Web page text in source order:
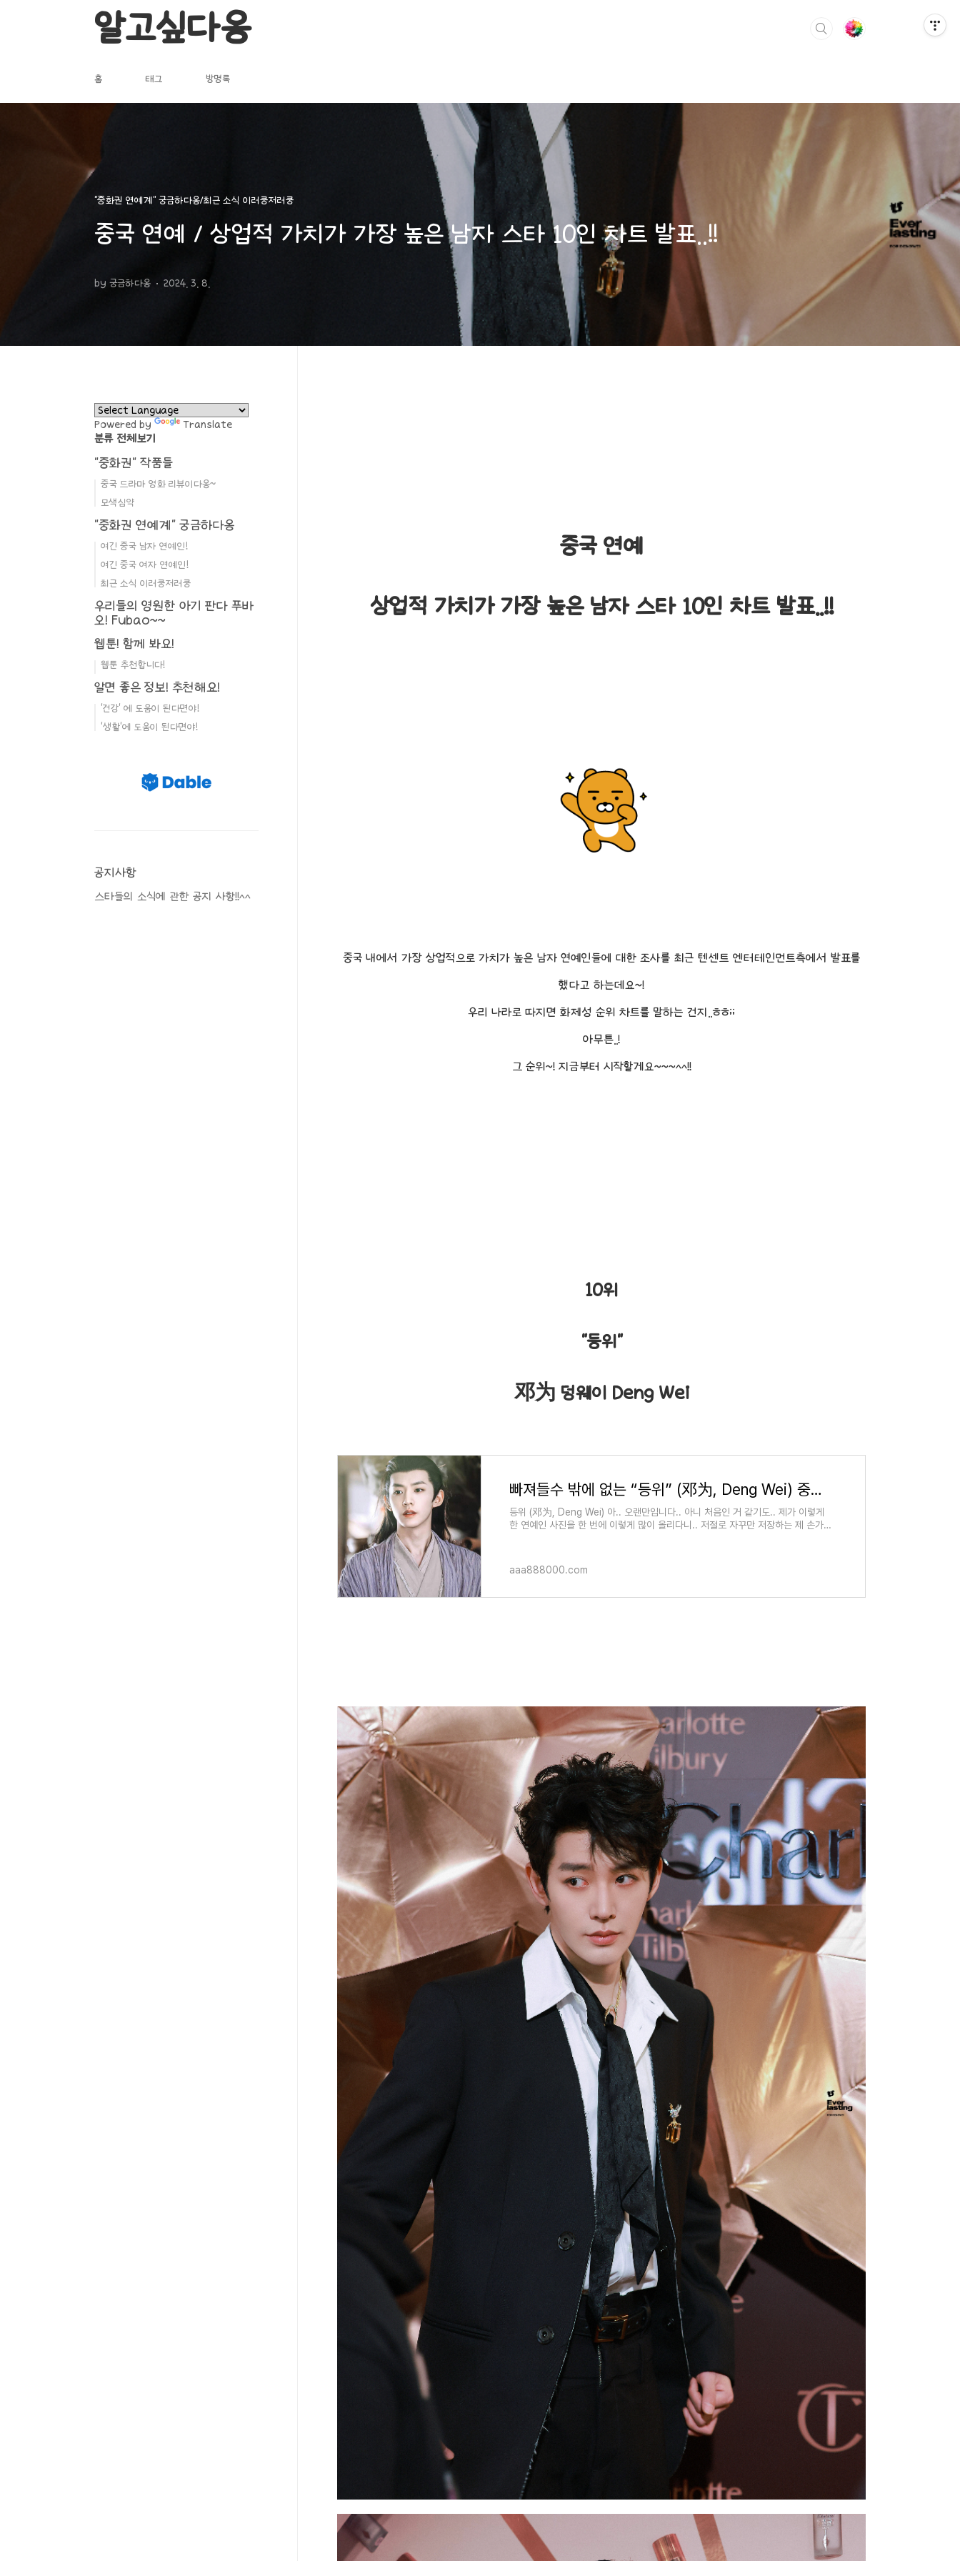
알고싶다옹
홈 태그 방명록
"중화권 연예계" 궁금하다옹/최근 소식 이러쿵저러쿵
중국 연예 / 상업적 가치가 가장 높은 남자 스타 10인 차트 발표..!!
by 궁금하다옹 2024. 3. 8.
중국 연예
상업적 가치가 가장 높은 남자 스타 10인 차트 발표..!!
중국 내에서 가장 상업적으로 가치가 높은 남자 연예인들에 대한 조사를 최근 텐센트 엔터테인먼트측에서 발표를
했다고 하는데요~!
우리 나라로 따지면 화제성 순위 차트를 말하는 건지..ㅎㅎ;;
아무튼..!
그 순위~! 지금부터 시작할게요~~~^^!!
10위
"등위"
邓为 덩웨이 Deng Wei
빠져들수 밖에 없는 “등위” (邓为, Deng Wei) 중국배우
등위 (邓为, Deng Wei) 아.. 오랜만입니다.. 아니 처음인 거 같기도.. 제가 이렇게
한 연예인 사진을 한 번에 이렇게 많이 올리다니.. 저절로 자꾸만 저장하는 제 손가락
aaa888000.com
Powered by Translate
분류 전체보기
"중화권" 작품들
중국 드라마 영화 리뷰이다옹~
모색심약
"중화권 연예계" 궁금하다옹
여긴 중국 남자 연예인!
여긴 중국 여자 연예인!
최근 소식 이러쿵저러쿵
우리들의 영원한 아기 판다 푸바
오! Fubao~~
웹툰! 함께 봐요!
웹툰 추천합니다!
알면 좋은 정보! 추천해요!
'건강' 에 도움이 된다면야!
'생활'에 도움이 된다면야!
공지사항
스타들의 소식에 관한 공지 사항!!^^